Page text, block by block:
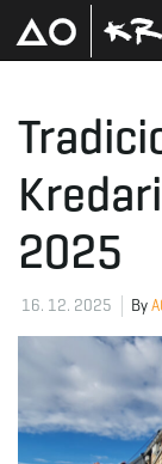
2025
16. 12. 2025 By